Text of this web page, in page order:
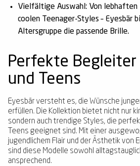
Vielfältige Auswahl: Von lebhaften
coolen Teenager-Styles – Eyesbär
Altersgruppe die passende Brille.
Perfekte
und Teens
Eyesbär versteht es, die Wünsche
erfüllen. Die Kollektion bietet nicht nur
sondern auch trendige Styles, die
Teens geeignet sind. Mit einer
jugendlichem Flair und der Ästhetik von
sind diese Modelle sowohl
ansprechend.